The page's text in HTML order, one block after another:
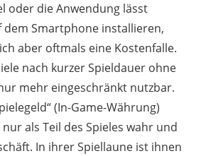
oder die Anwendung lässt
dem Smartphone installieren,
aber oftmals eine Kostenfalle.
nach kurzer Spieldauer ohne
mehr eingeschränkt nutzbar.
(In-Game-Währung)
nurals Teil des Spieles wahr und
In ihrer Spiellaune ist ihnen